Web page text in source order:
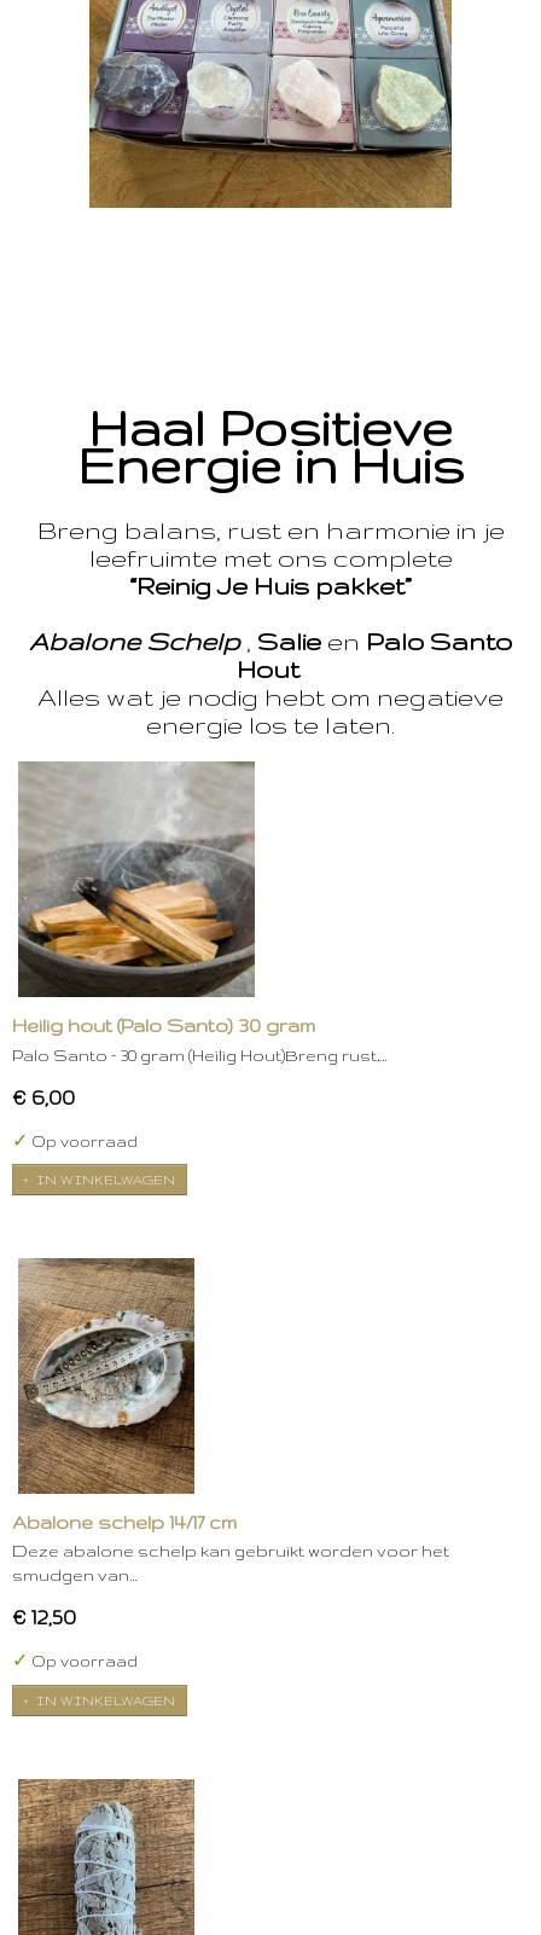
Haal Positieve
Energie in Huis
Breng balans, rust en harmonie in je
leefruimte met ons complete
“Reinig Je Huis pakket”
Abalone Schelp, Salie en Palo Santo
Hout
Alles wat je nodig hebt om negatieve
energie los te laten.
Heilig hout (Palo Santo) 30 gram
Palo Santo – 30 gram (Heilig Hout)Breng rust,…
€ 6,00
✓ Op voorraad
IN WINKELWAGEN
Abalone schelp 14/17 cm
Deze abalone schelp kan gebruikt worden voor het
smudgen van…
€ 12,50
✓ Op voorraad
IN WINKELWAGEN